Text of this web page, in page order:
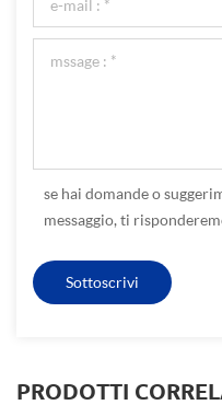
se hai domande o
messaggio, ti
PRODOTTI